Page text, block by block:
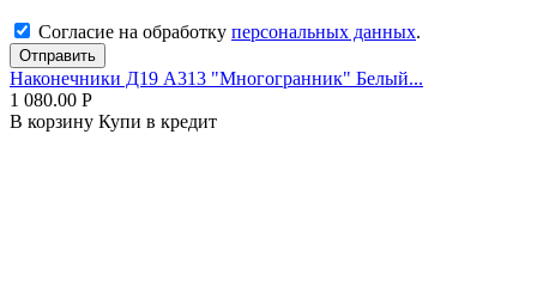
Согласие на обработку персональных данных.
Отправить
Наконечники Д19 А313 "Многогранник" Белый...
1 080.00 Р
В корзину Купи в кредит